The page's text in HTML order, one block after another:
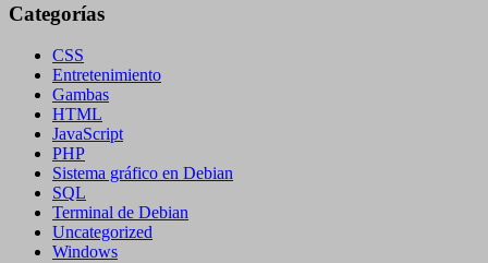
Categorías
CSS
Entretenimiento
Gambas
HTML
JavaScript
PHP
Sistema gráfico en Debian
SQL
Terminal de Debian
Uncategorized
Windows